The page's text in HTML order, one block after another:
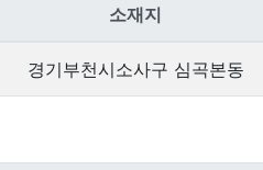
소재지
경기부천시소사구 심곡본동